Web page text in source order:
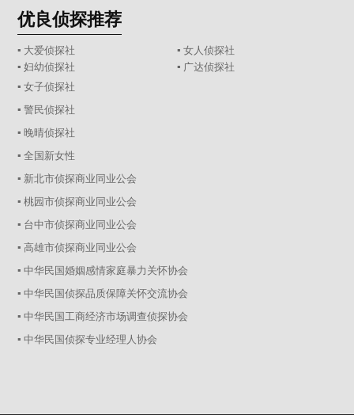
优良侦探推荐
▪ 大爱侦探社
▪ 女人侦探社
▪ 妇幼侦探社
▪ 广达侦探社
▪ 女子侦探社
▪ 警民侦探社
▪ 晚晴侦探社
▪ 全国新女性
▪ 新北市侦探商业同业公会
▪ 桃园市侦探商业同业公会
▪ 台中市侦探商业同业公会
▪ 高雄市侦探商业同业公会
▪ 中华民国婚姻感情家庭暴力关怀协会
▪ 中华民国侦探品质保障关怀交流协会
▪ 中华民国工商经济市场调查侦探协会
▪ 中华民国侦探专业经理人协会